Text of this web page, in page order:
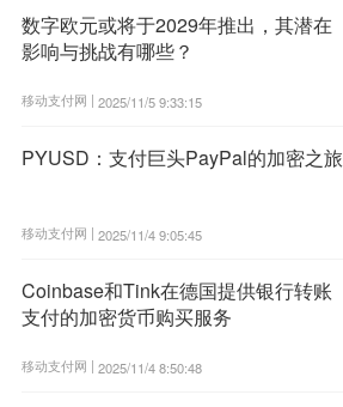
数字欧元或将于2029年推出，其潜在
影响与挑战有哪些？
移动支付网 | 2025/11/5 9:33:15
PYUSD：支付巨头PayPal的加密之旅
移动支付网 | 2025/11/4 9:05:45
Coinbase和Tink在德国提供银行转账
支付的加密货币购买服务
移动支付网 | 2025/11/4 8:50:48